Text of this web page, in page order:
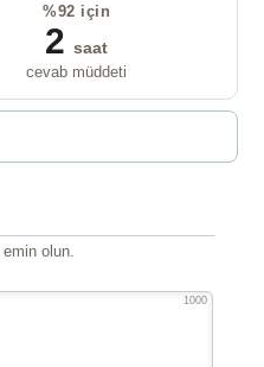
%92 için
2 saat
cevab müddeti
olun.
1000